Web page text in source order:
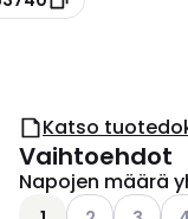
Katso
Vaihtoehdot
Napojen määrä
KatsoKatso